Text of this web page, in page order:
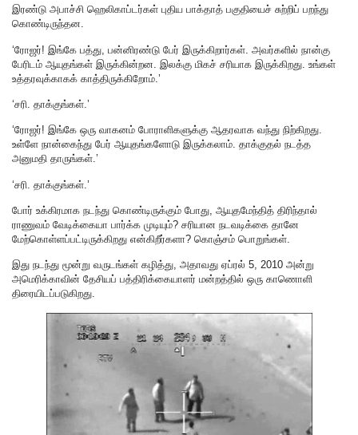
இரண்டு அபாச்சி ஹெலிகாப்டர்கள் புதிய பாக்தாத் பகுதியைச் சுற்றிப் பறந்து
கொண்டிருந்தன.
‘ரோஜர்! இங்கே பத்து, பன்னிரண்டு பேர் இருக்கிறார்கள். அவர்களில் நான்கு
பேரிடம் ஆயுதங்கள் இருக்கின்றன. இலக்கு மிகச் சரியாக இருக்கிறது. உங்கள்
உத்தரவுக்காகக் காத்திருக்கிறோம்.’
‘சரி. தாக்குங்கள்.’
‘ரோஜர்! இங்கே ஒரு வாகனம் போராளிகளுக்கு ஆதரவாக வந்து நிற்கிறது.
உள்ளே நான்கைந்து பேர் ஆயுதங்களோடு இருக்கலாம். தாக்குதல் நடத்த
அனுமதி தாருங்கள்.’
‘சரி. தாக்குங்கள்.’
போர் உக்கிரமாக நடந்து கொண்டிருக்கும் போது, ஆயுதமேந்தித் திரிந்தால்
ராணுவம் வேடிக்கையா பார்க்க முடியும்? சரியான நடவடிக்கை தானே
மேற்கொள்ளப்பட்டிருக்கிறது என்கிறீர்களா? கொஞ்சம் பொறுங்கள்.
இது நடந்து மூன்று வருடங்கள் கழித்து, அதாவது ஏப்ரல் 5, 2010 அன்று
அமெரிக்காவின் தேசியப் பத்திரிக்கையாளர் மன்றத்தில் ஒரு காணொளி
திரையிடப்படுகிறது.